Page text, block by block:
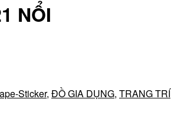
NỔI
Sticker, ĐỒ GIA DỤNG, TRANG TRÍ